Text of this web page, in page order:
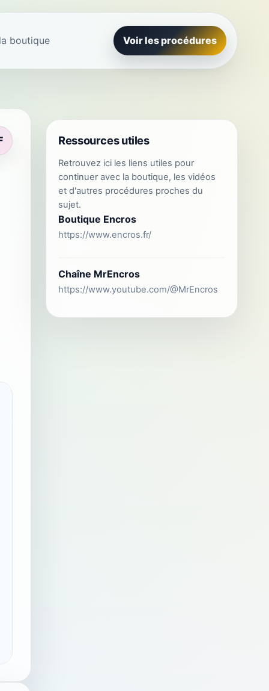
boutique Voir les procédures
Ressources utiles
Retrouvez ici les liens utiles pour
continuer avec la boutique, les vidéos
et d'autres procédures proches du
sujet.
Boutique Encros
https://www.encros.fr/
Chaîne MrEncros
https://www.youtube.com/@MrEncros